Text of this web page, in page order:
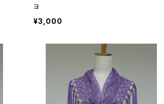
ョ
¥3,000